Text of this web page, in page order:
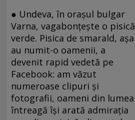
● Undeva, în oraşul bulgar
Varna, vagabonţeşte o pisică
verde. Pisica de smarald, aşa
au numit-o oamenii, a
devenit rapid vedetă pe
Facebook: am văzut
numeroase clipuri şi
fotografii, oameni din lumea
întreagă îşi arată admiraţia